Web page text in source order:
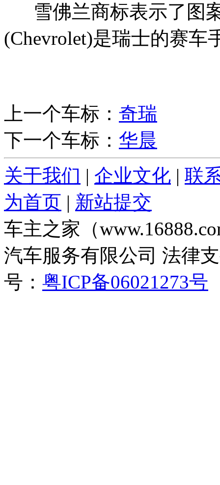
雪佛兰商标表示了图
(Chevrolet)是瑞士的赛车
上一个车标： 奇瑞
下一个车标： 华晨
关于我们 | 企业文化 | 联
为首页 | 新站提交
车主之家（
汽车服务有限公司 法律
号： 粤ICP备06021273号